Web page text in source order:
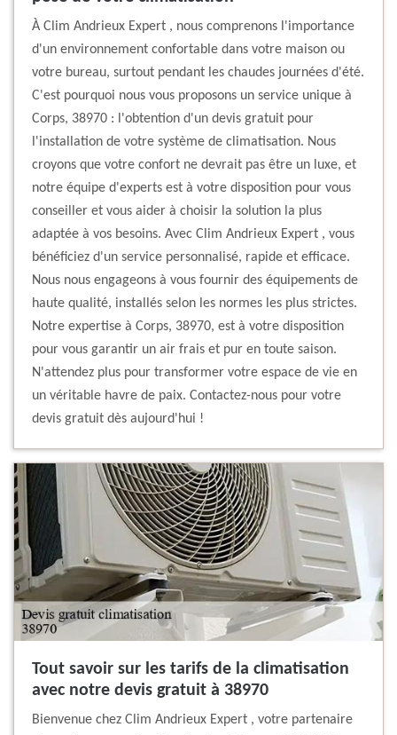
À Clim Andrieux Expert , nous comprenons l'importance
d'un environnement confortable dans votre maison ou
votre bureau, surtout pendant les chaudes journées d'été.
C'est pourquoi nous vous proposons un service unique à
Corps, 38970 : l'obtention d'un devis gratuit pour
l'installation de votre système de climatisation. Nous
croyons que votre confort ne devrait pas être un luxe, et
notre équipe d'experts est à votre disposition pour vous
conseiller et vous aider à choisir la solution la plus
adaptée à vos besoins. Avec Clim Andrieux Expert , vous
bénéficiez d'un service personnalisé, rapide et efficace.
Nous nous engageons à vous fournir des équipements de
haute qualité, installés selon les normes les plus strictes.
Notre expertise à Corps, 38970, est à votre disposition
pour vous garantir un air frais et pur en toute saison.
N'attendez plus pour transformer votre espace de vie en
un véritable havre de paix. Contactez-nous pour votre
devis gratuit dès aujourd'hui !
Tout savoir sur les tarifs de la climatisation
avec notre devis gratuit à 38970
Bienvenue chez Clim Andrieux Expert , votre partenaire